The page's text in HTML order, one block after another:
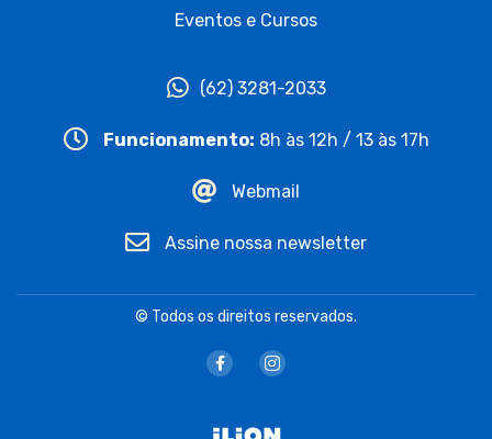
Eventos e Cursos
(62) 3281-2033
Funcionamento: 8h às 12h / 13 às 17h
Webmail
Assine nossa newsletter
© Todos os direitos reservados.